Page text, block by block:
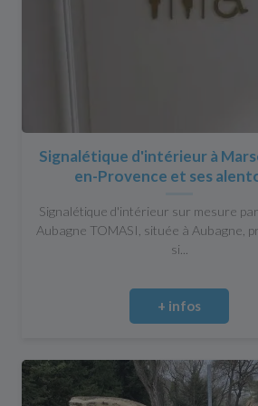
Signalétique d'intérieur à
en-Provence et ses
Signalétique d'intérieur sur mesure
Aubagne TOMASI, située à Aubagne,
si...
+ infos